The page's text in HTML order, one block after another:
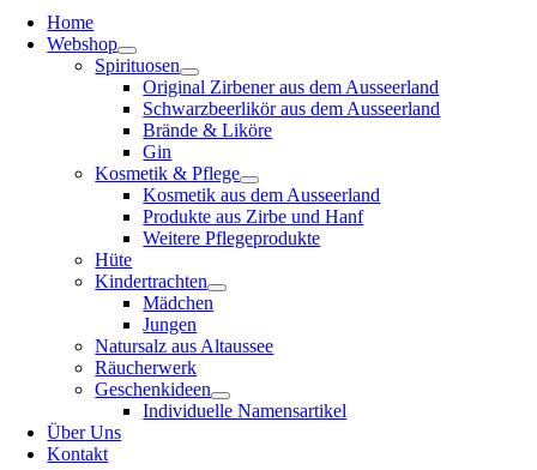
Home
Webshop
Spirituosen
Original Zirbener aus dem Ausseerland
Schwarzbeerlikör aus dem Ausseerland
Brände & Liköre
Gin
Kosmetik & Pflege
Kosmetik aus dem Ausseerland
Produkte aus Zirbe und Hanf
Weitere Pflegeprodukte
Hüte
Kindertrachten
Mädchen
Jungen
Natursalz aus Altaussee
Räucherwerk
Geschenkideen
Individuelle Namensartikel
Über Uns
Kontakt